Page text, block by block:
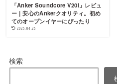
「Anker Soundcore V20i」レビュ
ー｜安心のAnkerクオリティ。初め
てのオープンイヤーにぴったり
2025.04.25
検索